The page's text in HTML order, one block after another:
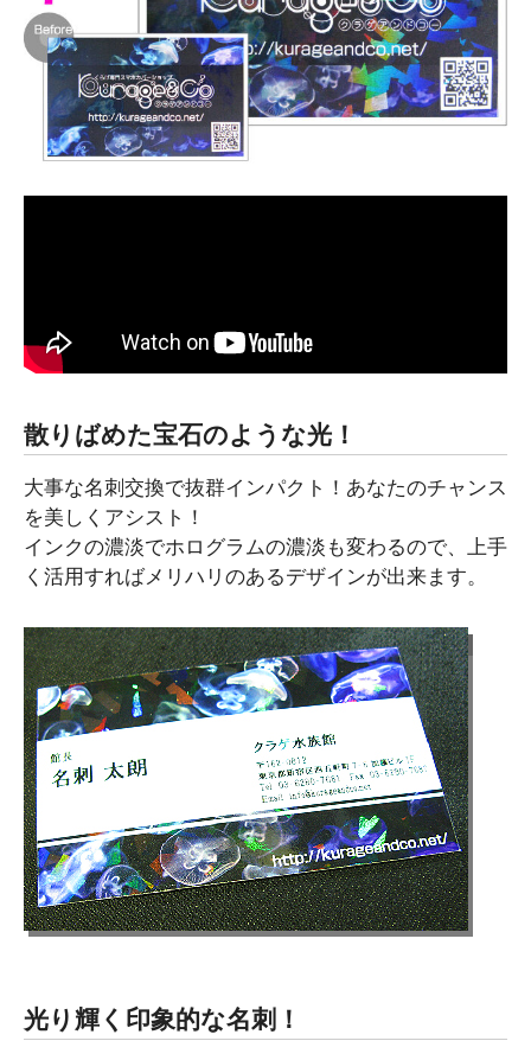
散りばめた宝石のような光！
大事な名刺交換で抜群インパクト！あなたのチャンス
を美しくアシスト！
インクの濃淡でホログラムの濃淡も変わるので、上手
く活用すればメリハリのあるデザインが出来ます。
光り輝く印象的な名刺！